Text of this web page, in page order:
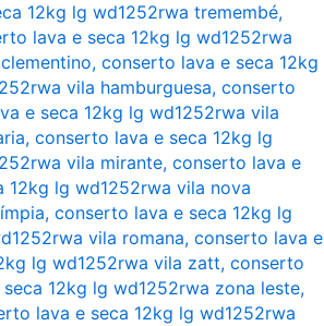
12kg lg wd1252rwa tremembé,
lava e seca 12kg lg wd1252rwa
, conserto lava e seca 12kg
vila hamburguesa, conserto
e seca 12kg lg wd1252rwa vila
, conserto lava e seca 12kg lg
vila mirante, conserto lava e
12kg lg wd1252rwa vila nova
, conserto lava e seca 12kg lg
vila romana, conserto lava e
lg wd1252rwa vila zatt, conserto
12kg lg wd1252rwa zona leste,
lava e seca 12kg lg wd1252rwa